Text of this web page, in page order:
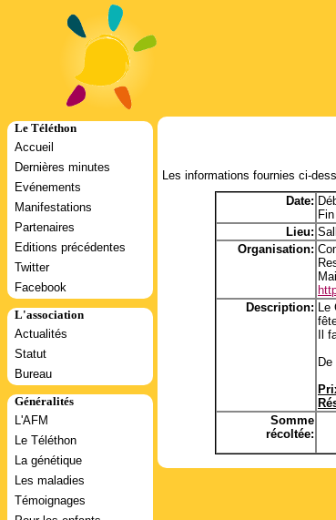
Le Téléthon
Accueil
Dernières minutes
Evénements
Manifestations
Partenaires
Editions précédentes
Twitter
Facebook
L'association
Actualités
Statut
Bureau
Généralités
L'AFM
Le Téléthon
La génétique
Les maladies
Témoignages
Les informations fournies ci-
Date:
Lieu:
Organisation:
Description: Le
Il
Somme
récoltée: